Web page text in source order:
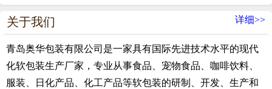
关于我们 详细>>
青岛奥华包装有限公司是一家具有国际先进技术水平的现代
化软包装生产厂家，专业从事食品、宠物食品、咖啡饮料、
服装、日化产品、化工产品等软包装的研制、开发、生产和